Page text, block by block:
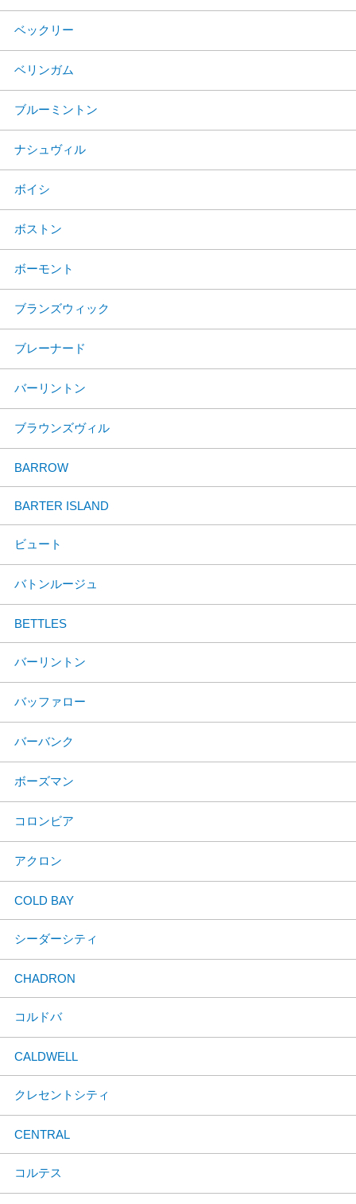
ベックリー
ベリンガム
ブルーミントン
ナシュヴィル
ボイシ
ボストン
ボーモント
ブランズウィック
ブレーナード
バーリントン
ブラウンズヴィル
BARROW
BARTER ISLAND
ビュート
バトンルージュ
BETTLES
バーリントン
バッファロー
バーバンク
ボーズマン
コロンビア
アクロン
COLD BAY
シーダーシティ
CHADRON
コルドバ
CALDWELL
クレセントシティ
CENTRAL
コルテス